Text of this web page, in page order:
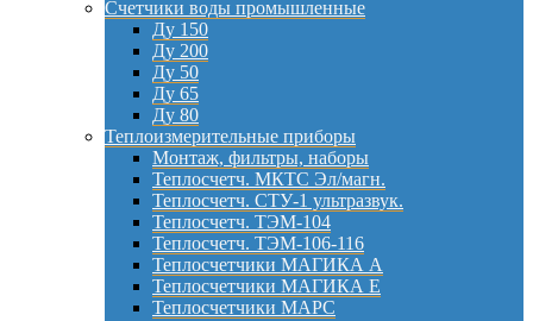
Счетчики воды промышленные
Ду 150
Ду 200
Ду 50
Ду 65
Ду 80
Теплоизмерительные приборы
Монтаж, фильтры, наборы
Теплосчетч. МКТС Эл/магн.
Теплосчетч. СТУ-1 ультразвук.
Теплосчетч. ТЭМ-104
Теплосчетч. ТЭМ-106-116
Теплосчетчики МАГИКА А
Теплосчетчики МАГИКА Е
Теплосчетчики МАРС